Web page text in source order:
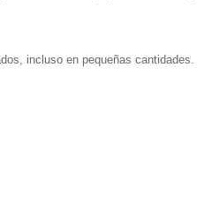
incluso en pequeñas cantidades.